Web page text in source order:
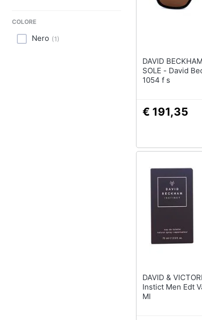
Animali
COLORE
Nero (1)
DAVID
SOLE - David Beckham Mod. Db
1054 f s
€ 191,35
DAVID &
Instict Men Edt
Ml